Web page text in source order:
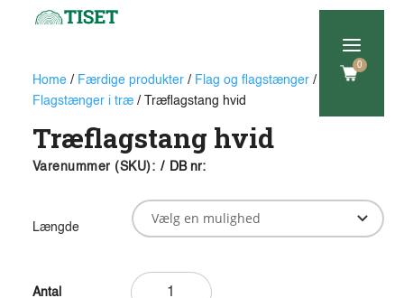
a
0
Home/ Færdige produkter/ Flag og flagstænger/
Flagstænger i træ/ Træflagstang hvid
Træflagstang hvid
Varenummer (SKU): / DB nr:
Længde